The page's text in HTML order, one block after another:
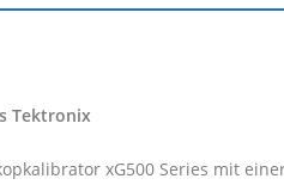
Tektronix
xG500 Series mit